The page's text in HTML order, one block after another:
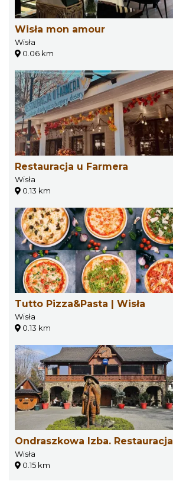
Wisła mon amour
Wisła
0.06 km
Restauracja u Farmera
Wisła
0.13 km
Tutto Pizza&Pasta | Wisła
Wisła
0.13 km
Ondraszkowa Izba. Restauracja
Wisła
0.15 km